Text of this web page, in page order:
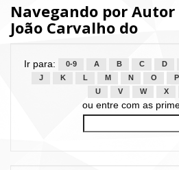
Navegando por
João Carvalho do
Ir para: 0-9 A B C D
J
K L M N O P
U
V W X
ou entre com as